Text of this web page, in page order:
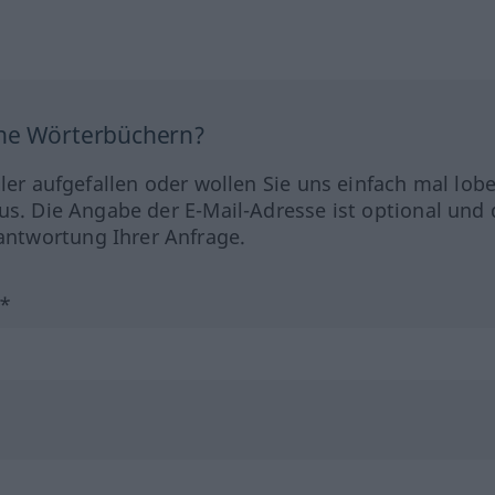
Wörterbüchern?
aufgefallen oder wollen Sie uns einfach mal
Die Angabe der E-Mail-Adresse ist optional und
Ihrer Anfrage.